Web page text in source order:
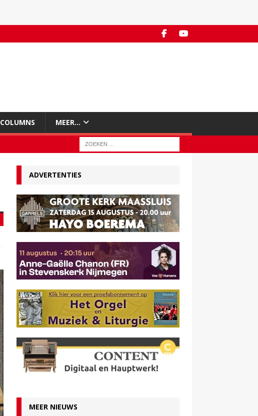
COLUMNS MEER…
ADVERTENTIES
MEER NIEUWS